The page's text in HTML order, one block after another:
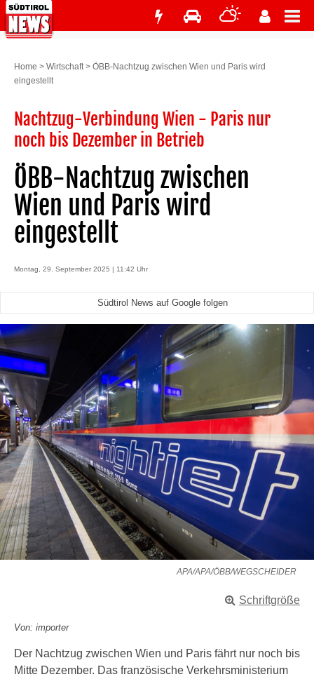
Home > Wirtschaft> ÖBB-Nachtzug zwischen Wien und Paris wird
eingestellt
Nachtzug-Verbindung Wien - Paris nur
noch bis Dezember in Betrieb
ÖBB-Nachtzug zwischen
Wien und Paris wird
eingestellt
Montag, 29. September 2025 | 11:42 Uhr
Südtirol News auf Google folgen
APA/APA/ÖBB/WEGSCHEIDER
Schriftgröße
Von: importer
Der Nachtzug zwischen Wien und Paris fährt nur noch bis
Mitte Dezember. Das französische Verkehrsministerium